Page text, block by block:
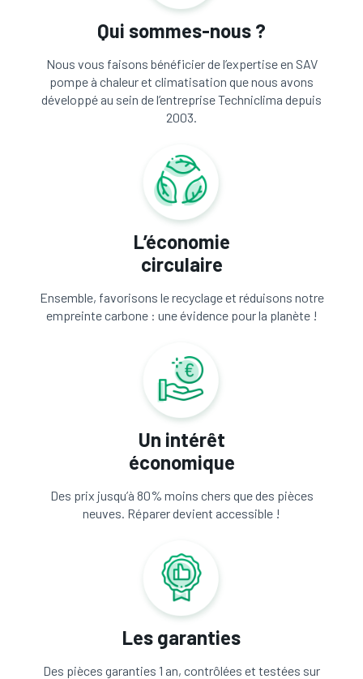
Qui sommes-nous ?
Nous vous faisons bénéficier de l’expertise en SAV
pompe à chaleur et climatisation que nous avons
développé au sein de l’entreprise Techniclima depuis
2003.
L’économie
circulaire
Ensemble, favorisons le recyclage et réduisons notre
empreinte carbone : une évidence pour la planète !
Un intérêt
économique
Des prix jusqu’à 80% moins chers que des pièces
neuves. Réparer devient accessible !
Les garanties
Des pièces garanties 1 an, contrôlées et testées sur